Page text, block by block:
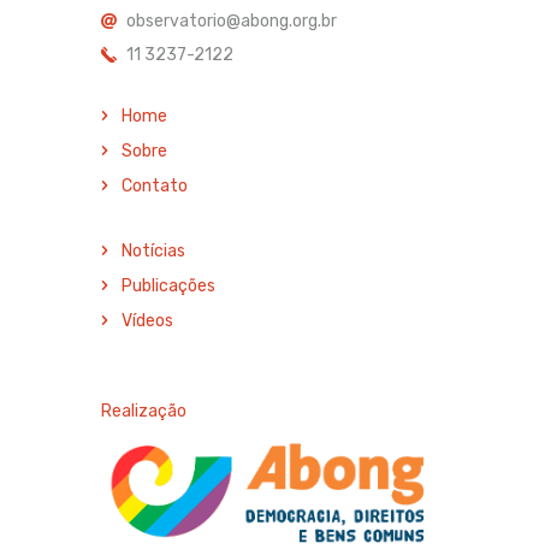
observatorio@abong.org.br
11 3237-2122
Home
Sobre
Contato
Notícias
Publicações
Vídeos
Realização